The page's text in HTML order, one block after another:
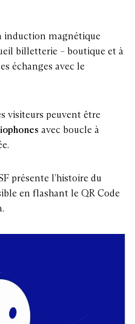
induction magnétique
billetterie – boutique et à
échanges avec le
visiteurs peuvent être
avec boucle à
présente l’histoire du
en flashant le QR Code